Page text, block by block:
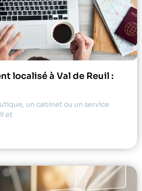
localisé à Val de Reuil :
un cabinet ou un service
et